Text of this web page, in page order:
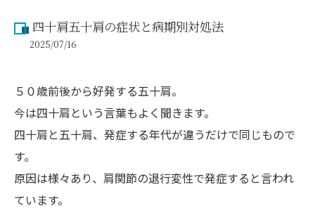
四十肩五十肩の症状と病期別対処法
2025/07/16
５０歳前後から好発する五十肩。
今は四十肩という言葉もよく聞きます。
四十肩と五十肩、発症する年代が違うだけで同じもので
す。
原因は様々あり、肩関節の退行変性で発症すると言われ
ています。